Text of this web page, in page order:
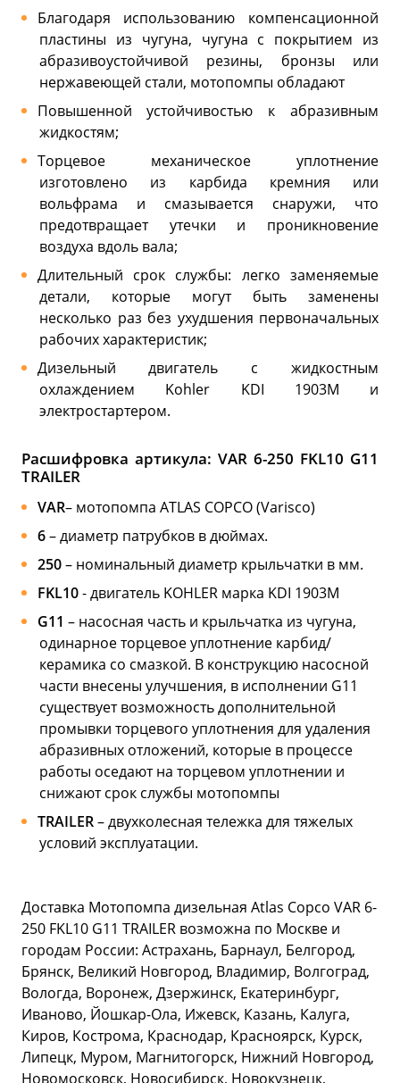
Благодаря использованию компенсационной
пластины из чугуна, чугуна с покрытием из
абразивоустойчивой резины, бронзы или
нержавеющей стали, мотопомпы обладают
Повышенной устойчивостью к абразивным
жидкостям;
Торцевое механическое уплотнение
изготовлено из карбида кремния или
вольфрама и смазывается снаружи, что
предотвращает утечки и проникновение
воздуха вдоль вала;
Длительный срок службы: легко заменяемые
детали, которые могут быть заменены
несколько раз без ухудшения первоначальных
рабочих характеристик;
Дизельный двигатель с жидкостным
охлаждением Kohler KDI 1903M и
электростартером.
Расшифровка артикула: VAR 6-250 FKL10 G11
TRAILER
VAR– мотопомпа ATLAS COPCO (Varisco)
6– диаметр патрубков в дюймах.
250– номинальный диаметр крыльчатки в мм.
FKL10- двигатель KOHLER марка KDI 1903M
G11 – насосная часть и крыльчатка из чугуна,
одинарное торцевое уплотнение карбид/
керамика со смазкой. В конструкцию насосной
части внесены улучшения, в исполнении G11
существует возможность дополнительной
промывки торцевого уплотнения для удаления
абразивных отложений, которые в процессе
работы оседают на торцевом уплотнении и
снижают срок службы мотопомпы
TRAILER– двухколесная тележка для тяжелых
условий эксплуатации.
Доставка Мотопомпа дизельная Atlas Copco VAR 6-
250 FKL10 G11 TRAILER возможна по Москве и
городам России: Астрахань, Барнаул, Белгород,
Брянск, Великий Новгород, Владимир, Волгоград,
Вологда, Воронеж, Дзержинск, Екатеринбург,
Иваново, Йошкар-Ола, Ижевск, Казань, Калуга,
Киров, Кострома, Краснодар, Красноярск, Курск,
Липецк, Муром, Магнитогорск, Нижний Новгород,
Новомосковск, Новосибирск, Новокузнецк,